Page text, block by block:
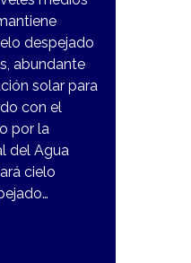
despejado
abundante
solar para
con el
por la
del Agua
cielo